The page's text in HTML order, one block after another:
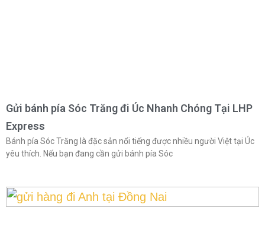
Gửi bánh pía Sóc Trăng đi Úc Nhanh Chóng Tại LHP
Express
Bánh pía Sóc Trăng là đặc sản nổi tiếng được nhiều người Việt tại Úc
yêu thích. Nếu bạn đang cần gửi bánh pía Sóc